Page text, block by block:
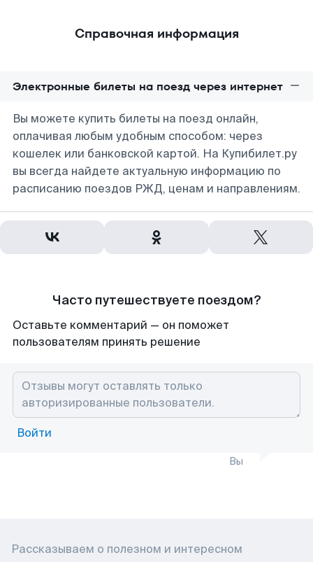
Справочная информация
Электронные билеты на поезд через интернет
Вы можете купить билеты на поезд онлайн,
оплачивая любым удобным способом: через
кошелек или банковской картой. На Купибилет.ру
вы всегда найдете актуальную информацию по
расписанию поездов РЖД, ценам и направлениям.
Часто путешествуете поездом?
Оставьте комментарий — он поможет
пользователям принять решение
Войти
Вы
Рассказываем о полезном и интересном